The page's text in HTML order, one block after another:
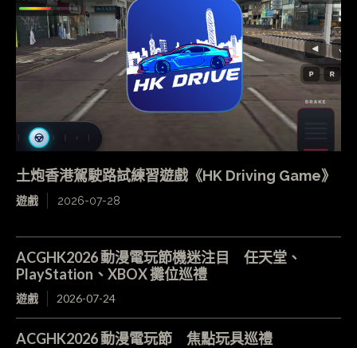
土炮香港駕駛路試練習遊戲《HK Driving Game》
遊戲 2026-07-28
ACGHK2026 動漫電玩節機迷注目 任天堂、
PlayStation、XBOX 攤位巡禮
遊戲 2026-07-24
ACGHK2026 動漫電玩節 焦點玩具巡禮